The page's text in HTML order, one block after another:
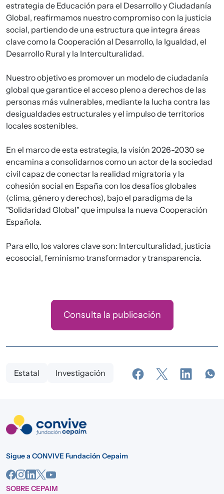
estrategia de Educación para el Desarrollo y Ciudadanía
Global, reafirmamos nuestro compromiso con la justicia
social, partiendo de una estructura que integra áreas
clave como la Cooperación al Desarrollo, la Igualdad, el
Desarrollo Rural y la Interculturalidad.
Nuestro objetivo es promover un modelo de ciudadanía
global que garantice el acceso pleno a derechos de las
personas más vulnerables, mediante la lucha contra las
desigualdades estructurales y el impulso de territorios
locales sostenibles.
En el marco de esta estrategia, la visión 2026-2030 se
encamina a consolidarnos como un actor de la sociedad
civil capaz de conectar la realidad migratoria y la
cohesión social en España con los desafíos globales
(clima, género y derechos), bajo el paradigma de la
"Solidaridad Global" que impulsa la nueva Cooperación
Española.
Para ello, los valores clave son: Interculturalidad, justicia
ecosocial, feminismo transformador y transparencia.
Consulta la publicación
Estatal Investigación
Sigue a CONVIVE Fundación Cepaim
SOBRE CEPAIM